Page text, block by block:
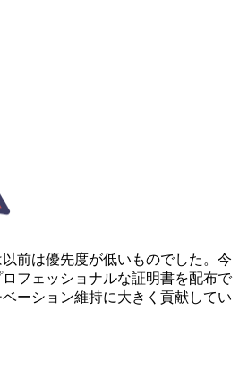
前は優先度が低いものでした。今
フェッショナルな証明書を配布で
ーション維持に大きく貢献してい